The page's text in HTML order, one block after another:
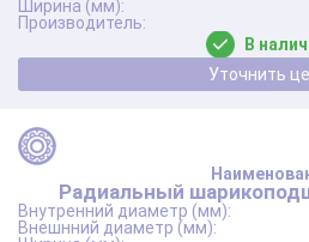
В
Радиальный